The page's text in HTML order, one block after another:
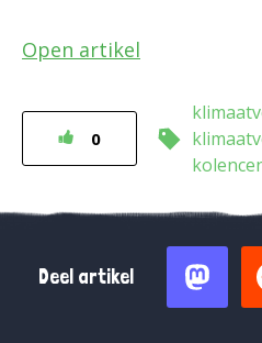
Open artikel
0
Deel artikel